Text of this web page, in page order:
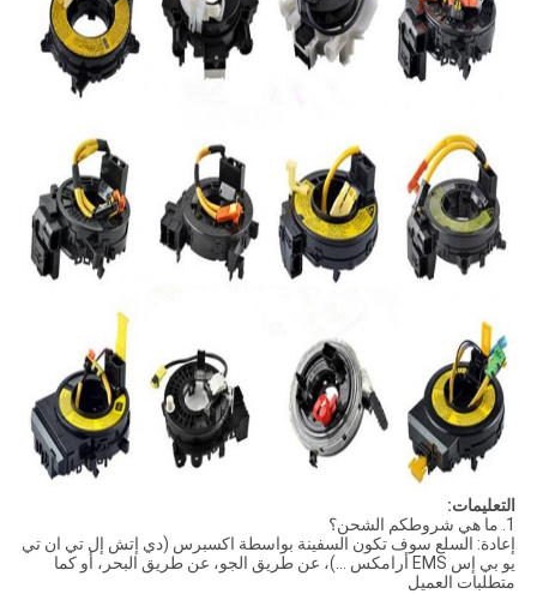
التعليمات:
1. ما هي شروطكم الشحن؟
إعادة: السلع سوف تكون السفينة بواسطة اكسبرس (دي إتش إل تي ان تي
يو بي إس EMS أرامكس ...)، عن طريق الجو، عن طريق البحر، أو كما
متطلبات العميل